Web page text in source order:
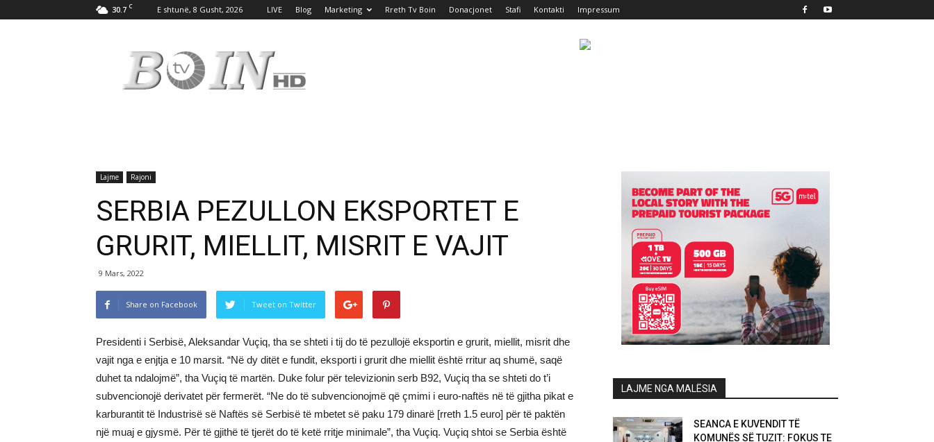
30.7 C E shtunë, 8 Gusht, 2026 LIVE Blog Marketing Rreth Tv Boin Donacjonet Stafi Kontakti Impressum
Boin
Lajme Rajoni
SERBIA PEZULLON EKSPORTET E
GRURIT, MIELLIT, MISRIT E VAJIT
9 Mars, 2022
Share on Facebook Tweet on Twitter
Presidenti i Serbisë, Aleksandar Vuçiq, tha se shteti i tij do të pezullojë eksportin e grurit, miellit, misrit dhe
vajit nga e enjtja e 10 marsit. “Në dy ditët e fundit, eksporti i grurit dhe miellit është rritur aq shumë, saqë
duhet ta ndalojmë”, tha Vuçiq të martën. Duke folur për televizionin serb B92, Vuçiq tha se shteti do t’i
subvencionojë derivatet për fermerët. “Ne do të subvencionojmë që çmimi i euro-naftës në të gjitha pikat e
karburantit të Industrisë së Naftës së Serbisë të mbetet së paku 179 dinarë [rreth 1.5 euro] për të paktën
një muaj e gjysmë. Për të gjithë të tjerët do të ketë rritje minimale”, tha Vuçiq. Vuçiq shtoi se Serbia është
LAJME NGA MALËSIA
SEANCA E KUVENDIT TË
KOMUNËS SË TUZIT: FOKUS TE